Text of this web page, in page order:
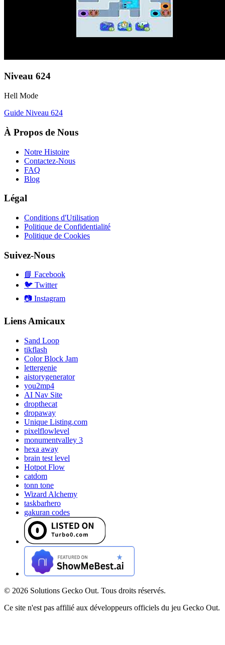
Niveau 624
Hell Mode
Guide Niveau 624
À Propos de Nous
Notre Histoire
Contactez-Nous
FAQ
Blog
Légal
Conditions d'Utilisation
Politique de Confidentialité
Politique de Cookies
Suivez-Nous
📘 Facebook
🐦 Twitter
📷 Instagram
Liens Amicaux
Sand Loop
tikflash
Color Block Jam
lettergenie
aistorygenerator
you2mp4
AI Nav Site
dropthecat
dropaway
Unique Listing.com
pixelflowlevel
monumentvalley 3
hexa away
brain test level
Hotpot Flow
catdom
tonn tone
Wizard Alchemy
taskbarhero
gakuran codes
© 2026 Solutions Gecko Out. Tous droits réservés.
Ce site n'est pas affilié aux développeurs officiels du jeu Gecko Out.